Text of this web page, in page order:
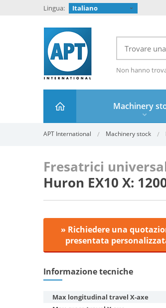
Lingua: Italiano
Non hanno
Machinery
APT International Machinery stock
Fresatrici
Huron EX10 X:
» Richiedere una
presentata
Informazione tecniche
Max longitudinal travel X-axe